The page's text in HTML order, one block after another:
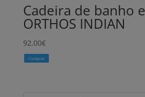
Cadeira de banho
ORTHOS INDIAN
92,00€
Comprar